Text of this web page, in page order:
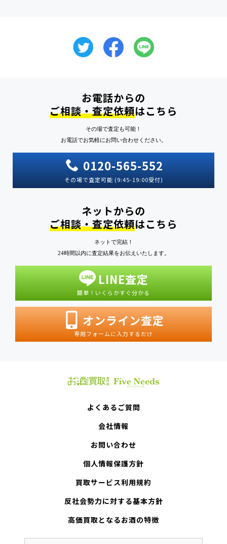
お電話からの
ご相談・査定依頼はこちら
その場で査定も可能！
お電話でお気軽にお問い合わせください。
0120-565-552
その場で査定可能 (9:45-19:00受付)
ネットからの
ご相談・査定依頼はこちら
ネットで完結！
24時間以内に査定結果をお伝えいたします。
LINE査定
簡単！いくらかすぐ分かる
オンライン査定
専用フォームに入力するだけ
よくあるご質問
会社情報
お問い合わせ
個人情報保護方針
買取サービス利用規約
反社会勢力に対する基本方針
高価買取となるお酒の特徴